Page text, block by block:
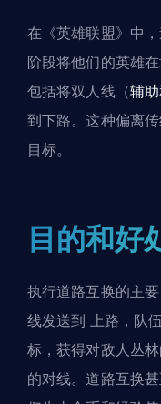
在《英雄联盟》中
阶段将他们的英雄
包括将双人线（辅
到下路。这种偏离
目标。
目的和好
执行道路互换的主
线发送到 上路 ，队
标，获得对敌人丛
的对线。道路互换